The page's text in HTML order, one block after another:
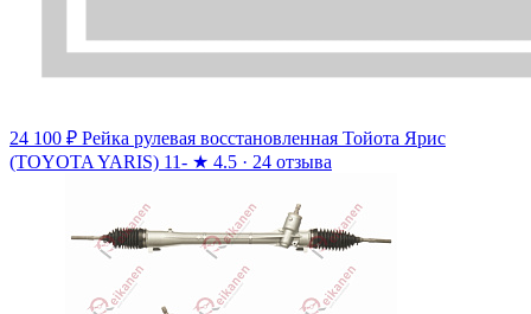
24 100 ₽ Рейка рулевая восстановленная Тойота Ярис
(TOYOTA YARIS) 11- ★ 4.5 · 24 отзыва